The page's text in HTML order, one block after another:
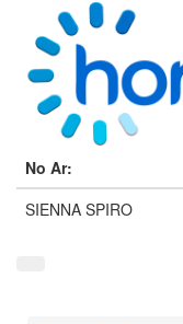
No Ar:
SIENNA SPIRO